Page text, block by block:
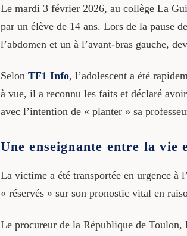
Le mardi 3 février 2026, au collège La
par un élève de 14 ans. Lors de la pause
l’abdomen et un à l’avant-bras gauche,
Selon TF1 Info, l’adolescent a été
à vue, il a reconnu les faits et déclaré
avec l’intention de « planter » sa
Une enseignante entre la vie
La victime a été transportée en urgence à
« réservés » sur son pronostic vital en
Le procureur de la République de Toulon,